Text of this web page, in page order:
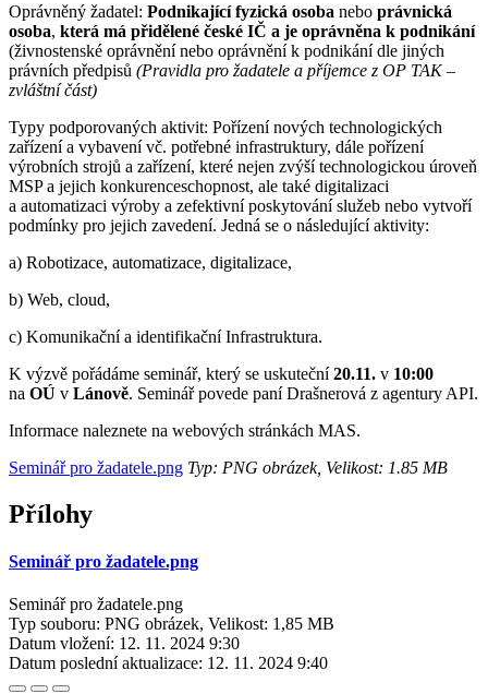
Oprávněný žadatel: Podnikající fyzická osoba nebo právnická
osoba, která má přidělené české IČ a je oprávněna k podnikání
(živnostenské oprávnění nebo oprávnění k podnikání dle jiných
právních předpisů (Pravidla pro žadatele a příjemce z OP TAK –
zvláštní část)
Typy podporovaných aktivit: Pořízení nových technologických
zařízení a vybavení vč. potřebné infrastruktury, dále pořízení
výrobních strojů a zařízení, které nejen zvýší technologickou úroveň
MSP a jejich konkurenceschopnost, ale také digitalizaci
a automatizaci výroby a zefektivní poskytování služeb nebo vytvoří
podmínky pro jejich zavedení. Jedná se o následující aktivity:
a) Robotizace, automatizace, digitalizace,
b) Web, cloud,
c) Komunikační a identifikační Infrastruktura.
K výzvě pořádáme seminář, který se uskuteční20.11. v 10:00
na OÚ v Lánově. Seminář povede paní Drašnerová z agentury API.
Informace naleznete na webových stránkách MAS.
Seminář pro žadatele.png Typ: PNG obrázek, Velikost: 1.85 MB
Přílohy
Seminář pro žadatele.png
Seminář pro žadatele.png
Typ souboru: PNG obrázek, Velikost: 1,85 MB
Datum vložení: 12. 11. 2024 9:30
Datum poslední aktualizace: 12. 11. 2024 9:40